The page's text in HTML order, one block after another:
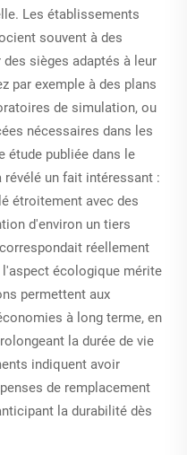
Les établissements
souvent à des
sièges adaptés à leur
par exemple à des plans
de simulation, ou
nécessaires dans les
étude publiée dans le
un fait intéressant :
étroitement avec des
d'environ un tiers
réellement
écologique mérite
permettent aux
à long terme, en
la durée de vie
indiquent avoir
de remplacement
la durabilité dès